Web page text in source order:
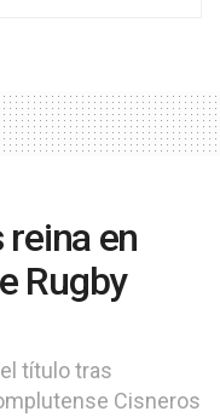
en
Rugby
título tras
Cisneros